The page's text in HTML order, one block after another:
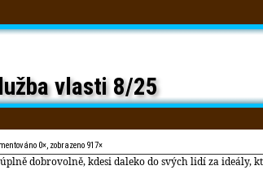
vlasti 8/25
0×, zobrazeno 917×
dobrovolně, kdesi daleko do svých lidí za ideály,